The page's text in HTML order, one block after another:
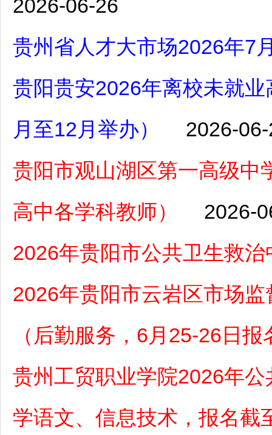
2026-06-26
贵州省人才大市场2026年7
贵阳贵安2026年离校未就
月至12月举办）
2026-
贵阳市观山湖区第一高级中
高中各学科教师）
2026-
2026年贵阳市公共卫生救
2026年贵阳市云岩区市场
（后勤服务，6月25-26日报
贵州工贸职业学院2026年
学语文、信息技术，报名截